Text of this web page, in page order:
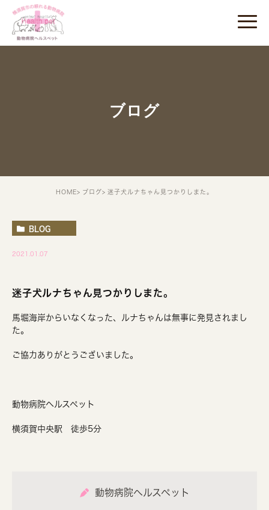
ブログ
HOME ブログ 迷子犬ルナちゃん見つかりしまた。
BLOG
2021.01.07
迷子犬ルナちゃん見つかりしまた。
馬堀海岸からいなくなった、ルナちゃんは無事に発見されまし
た。
ご協力ありがとうございました。
動物病院ヘルスペット
横須賀中央駅 徒歩5分
動物病院ヘルスペット